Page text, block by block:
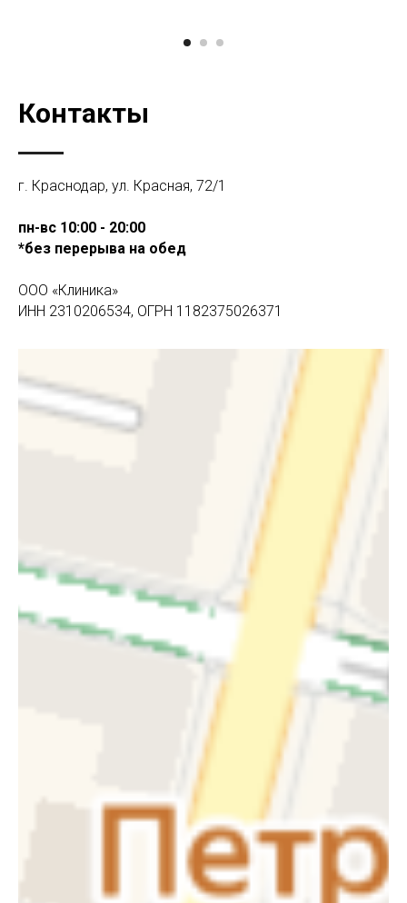
Контакты
г. Краснодар, ул. Красная, 72/1
пн-вс 10:00 - 20:00
*без перерыва на обед
ООО «Клиника»
ИНН 2310206534, ОГРН 1182375026371